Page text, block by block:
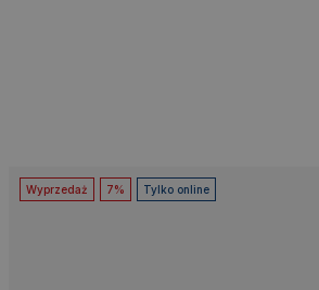
Wyprzedaż 7% Tylko online